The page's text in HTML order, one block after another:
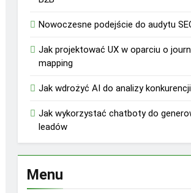
Nowoczesne podejście do audytu
Jak projektować UX w oparciu o
mapping
Jak wdrożyć AI do analizy konkurencji
Jak wykorzystać chatboty do
leadów
Menu